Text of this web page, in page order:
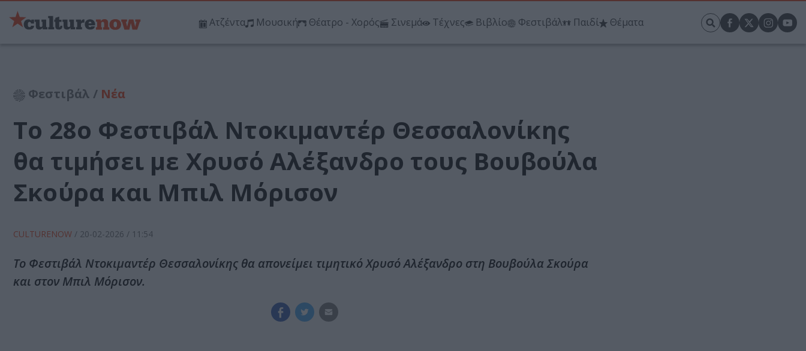
Ατζέντα Μουσική Θέατρο - Χορός Σινεμά Τέχνες Βιβλίο Φεστιβάλ Παιδί Θέματα
Φεστιβάλ / Νέα
Το 28ο Φεστιβάλ Ντοκιμαντέρ Θεσσαλονίκης
θα τιμήσει με Χρυσό Αλέξανδρο τους Βουβούλα
Σκούρα και Μπιλ Μόρισον
CULTURENOW / 20-02-2026 / 11:54
Το Φεστιβάλ Ντοκιμαντέρ Θεσσαλονίκης θα απονείμει τιμητικό Χρυσό Αλέξανδρο στη Βουβούλα Σκούρα
και στον Μπιλ Μόρισον.